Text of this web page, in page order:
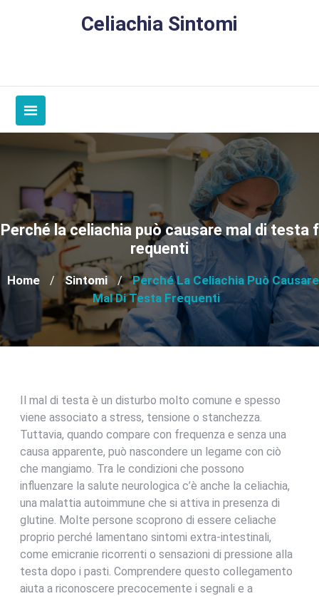
Celiachia Sintomi
Perché la celiachia può causare mal di testa f
requenti
Home / Sintomi / Perché La Celiachia Può Causare
Mal Di Testa Frequenti
Il mal di testa è un disturbo molto comune e spesso
viene associato a stress, tensione o stanchezza.
Tuttavia, quando compare con frequenza e senza una
causa apparente, può nascondere un legame con ciò
che mangiamo. Tra le condizioni che possono
influenzare la salute neurologica c’è anche la celiachia,
una malattia autoimmune che si attiva in presenza di
glutine. Molte persone scoprono di essere celiache
proprio perché lamentano sintomi extra-intestinali,
come emicranie ricorrenti o sensazioni di pressione alla
testa dopo i pasti. Comprendere questo collegamento
aiuta a riconoscere precocemente i segnali e a